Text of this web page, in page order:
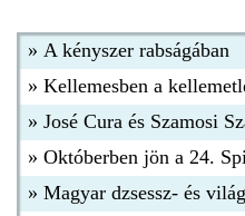
» A kényszer rabságában
» Kellemesben a
» José Cura és Szamosi
» Októberben jön a 24.
» Magyar dzsessz- és